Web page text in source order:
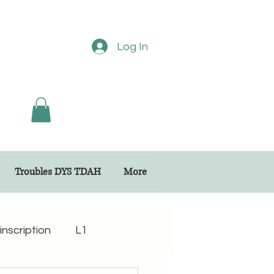
Log In
Troubles DYS TDAH More
L1